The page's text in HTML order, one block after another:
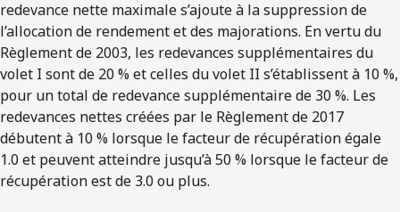
redevance nette maximale s’ajoute à la suppression de
l’allocation de rendement et des majorations. En vertu du
Règlement de 2003, les redevances supplémentaires du
volet I sont de 20 % et celles du volet II s’établissent à 10 %,
pour un total de redevance supplémentaire de 30 %. Les
redevances nettes créées par le Règlement de 2017
débutent à 10 % lorsque le facteur de récupération égale
1.0 et peuvent atteindre jusqu’à 50 % lorsque le facteur de
récupération est de 3.0 ou plus.